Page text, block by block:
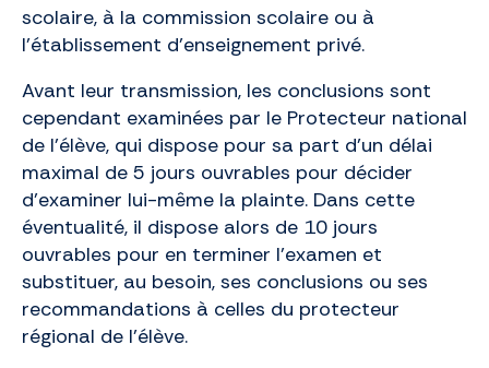
scolaire, à la commission scolaire ou à
l’établissement d’enseignement privé.
Avant leur transmission, les conclusions sont
cependant examinées par le Protecteur national
de l’élève, qui dispose pour sa part d’un délai
maximal de 5 jours ouvrables pour décider
d’examiner lui-même la plainte. Dans cette
éventualité, il dispose alors de 10 jours
ouvrables pour en terminer l’examen et
substituer, au besoin, ses conclusions ou ses
recommandations à celles du protecteur
régional de l’élève.